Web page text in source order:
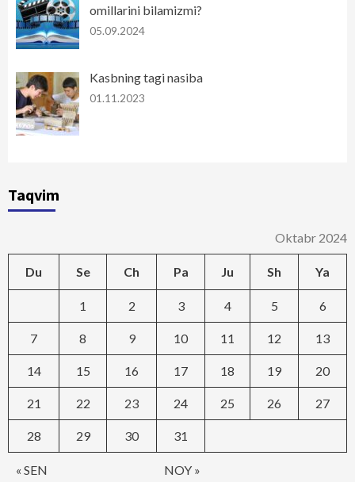
omillarini bilamizmi?
05.09.2024
Kasbning tagi nasiba
01.11.2023
Taqvim
Oktabr 2024
Du Se Ch Pa Ju Sh Ya
« SEN NOY »
1 2 3 4 5 6
7 8 9 10 11 12 13
14 15 16 17 18 19 20
21 22 23 24 25 26 27
28 29 30 31